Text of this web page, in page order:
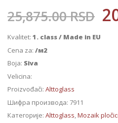
25,875.00RSD
Kvalitet: 1. class / Made in EU
Cena za: /м2
Boja: Siva
Velicina:
Proizvođači: Alttoglass
Шифра производа: 7911
Категорије: Alttoglass,Mozaik